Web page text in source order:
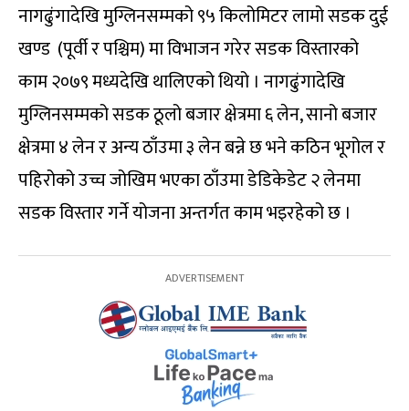
नागढुंगादेखि मुग्लिनसम्मको ९५ किलोमिटर लामो सडक दुई
खण्ड (पूर्वी र पश्चिम) मा विभाजन गरेर सडक विस्तारको
काम २०७९ मध्यदेखि थालिएको थियो । नागढुंगादेखि
मुग्लिनसम्मको सडक ठूलो बजार क्षेत्रमा ६ लेन, सानो बजार
क्षेत्रमा ४ लेन र अन्य ठाँउमा ३ लेन बन्ने छ भने कठिन भूगोल र
पहिरोको उच्च जोखिम भएका ठाँउमा डेडिकेडेट २ लेनमा
सडक विस्तार गर्ने योजना अन्तर्गत काम भइरहेको छ ।